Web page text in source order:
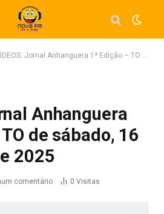
Jornal Anhanguera 1ª Edição – TO de sábado, 16 de agosto de 2025
Anhanguera
de sábado, 16
2025
comentário 0 Visitas